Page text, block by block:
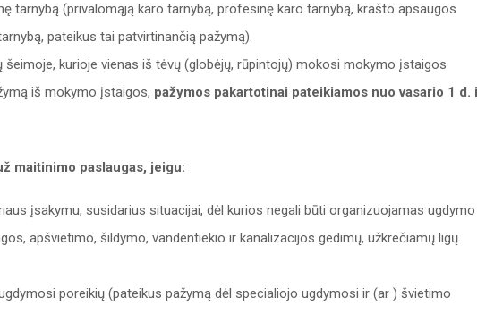
tarnybą (privalomąją karo tarnybą, profesinę karo tarnybą, krašto apsaugos
pateikus tai patvirtinančią pažymą).
šeimoje, kurioje vienas iš tėvų (globėjų, rūpintojų) mokosi mokymo įstaigos
iš mokymo įstaigos, pažymos pakartotinai pateikiamos nuo vasario 1 d.
maitinimo paslaugas, jeigu:
įsakymu, susidarius situacijai, dėl kurios negali būti organizuojamas ugdymo
apšvietimo, šildymo, vandentiekio ir kanalizacijos gedimų, užkrečiamų ligų
poreikių (pateikus pažymą dėl specialiojo ugdymosi ir (ar ) švietimo